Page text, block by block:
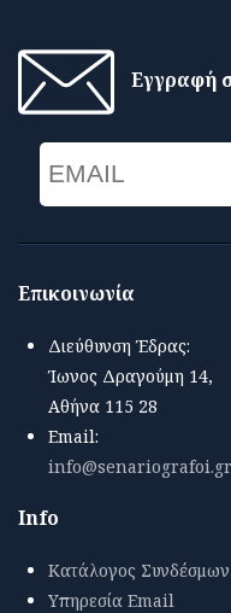
Εγγραφή
Επικοινωνία
Διεύθυνση Έδρας:
Ίωνος Δραγούμη 14,
Αθήνα 115 28
Email:
info@senariografoi.gr
Info
Κατάλογος Συνδέσμων
Υπηρεσία Email